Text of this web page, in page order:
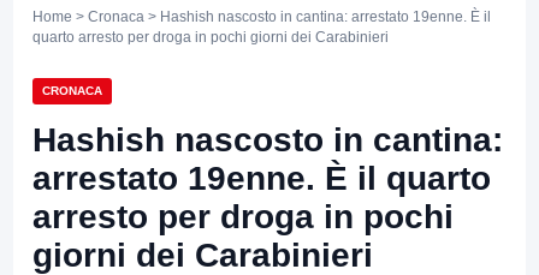
Home > Cronaca > Hashish nascosto in cantina: arrestato 19enne. È il
quarto arresto per droga in pochi giorni dei Carabinieri
CRONACA
Hashish nascosto in cantina:
arrestato 19enne. È il quarto
arresto per droga in pochi
giorni dei Carabinieri